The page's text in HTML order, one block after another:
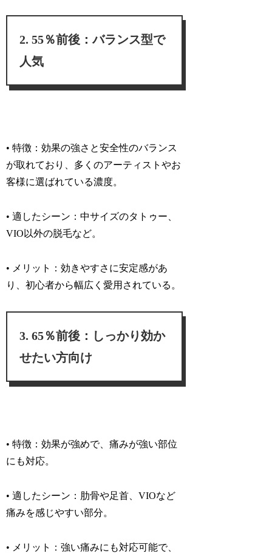
55％前後：バランス型で
人気
• 特徴：効果の強さと安全性のバランス
が取れており、多くのアーティストやお
客様に選ばれている濃度。
• 適したシーン：中サイズのタトゥー、
VIO以外の脱毛など。
• メリット：効きやすさに安定感があ
り、初心者から幅広く愛用されている。
65％前後：しっかり効か
せたい方向け
• 特徴：効果が強めで、痛みが強い部位
にも対応。
• 適したシーン： 肋骨や足首、VIOなど
痛みを感じやすい部分。
• メリット：強い痛みにも対応可能で、